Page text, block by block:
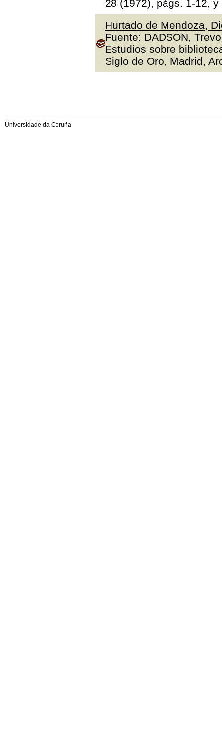
28 (1972), págs. 1-12,
Hurtado de Mendoza,
Fuente: DADSON,
Estudios sobre
Siglo de Oro, Madrid,
Universidade da Coruña